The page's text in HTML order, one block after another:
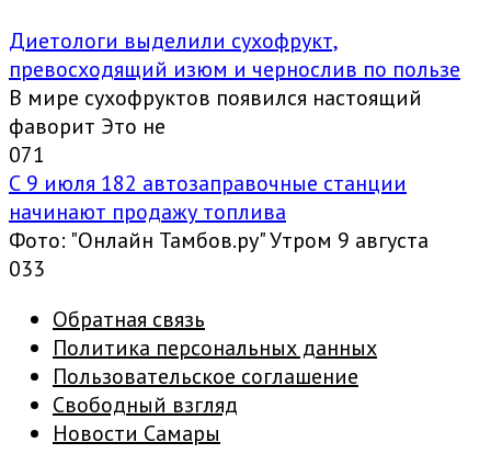
Диетологи выделили сухофрукт,
превосходящий изюм и чернослив по пользе
В мире сухофруктов появился настоящий
фаворит Это не
071
С 9 июля 182 автозаправочные станции
начинают продажу топлива
Фото: "Онлайн Тамбов.ру" Утром 9 августа
033
Обратная связь
Политика персональных данных
Пользовательское соглашение
Свободный взгляд
Новости Самары